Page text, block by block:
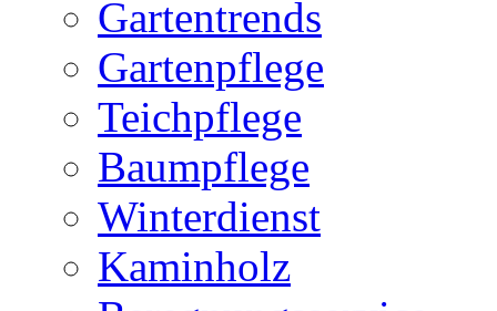
Gartentrends
Gartenpflege
Teichpflege
Baumpflege
Winterdienst
Kaminholz